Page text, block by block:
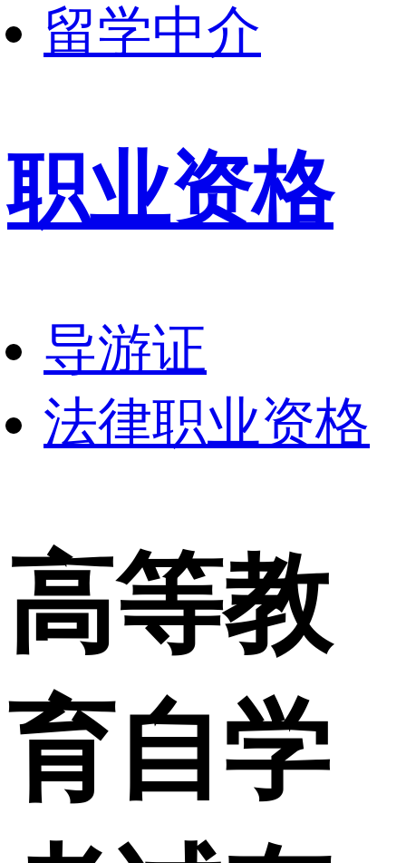
留学中介
职业资格
导游证
法律职业资格
高等教
育自学